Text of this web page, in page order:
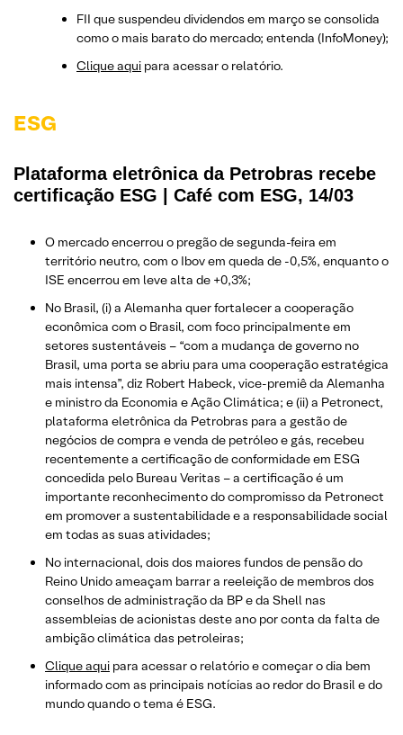
FII que suspendeu dividendos em março se consolida
como o mais barato do mercado; entenda (InfoMoney);
Clique aqui para acessar o relatório.
ESG
Plataforma eletrônica da Petrobras recebe
certificação ESG | Café com ESG, 14/03
O mercado encerrou o pregão de segunda-feira em
território neutro, com o Ibov em queda de -0,5%, enquanto o
ISE encerrou em leve alta de +0,3%;
No Brasil, (i) a Alemanha quer fortalecer a cooperação
econômica com o Brasil, com foco principalmente em
setores sustentáveis – “com a mudança de governo no
Brasil, uma porta se abriu para uma cooperação estratégica
mais intensa”, diz Robert Habeck, vice-premiê da Alemanha
e ministro da Economia e Ação Climática; e (ii) a Petronect,
plataforma eletrônica da Petrobras para a gestão de
negócios de compra e venda de petróleo e gás, recebeu
recentemente a certificação de conformidade em ESG
concedida pelo Bureau Veritas – a certificação é um
importante reconhecimento do compromisso da Petronect
em promover a sustentabilidade e a responsabilidade social
em todas as suas atividades;
No internacional, dois dos maiores fundos de pensão do
Reino Unido ameaçam barrar a reeleição de membros dos
conselhos de administração da BP e da Shell nas
assembleias de acionistas deste ano por conta da falta de
ambição climática das petroleiras;
Clique aqui para acessar o relatório e começar o dia bem
informado com as principais notícias ao redor do Brasil e do
mundo quando o tema é ESG.